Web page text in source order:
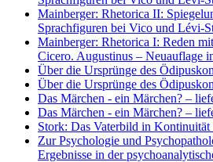
Mainberger: Rhetorica II:
Sprachfiguren bei Vico und Lévi-
Mainberger: Rhetorica I: Reden
Cicero. Augustinus – Neuauflage
Über die Ursprünge des
Über die Ursprünge des
Das Märchen - ein Märchen? –
Das Märchen - ein Märchen? –
Stork: Das Vaterbild in
Zur Psychologie und
Ergebnisse in der